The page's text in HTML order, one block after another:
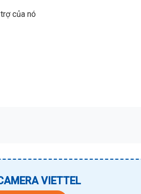
của nó
VIETTEL